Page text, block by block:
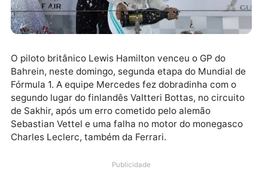
O piloto britânico Lewis Hamilton venceu o GP do
Bahrein, neste domingo, segunda etapa do Mundial
segundo lugar do finlandês Valtteri Bottas, no